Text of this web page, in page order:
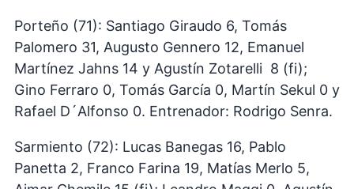
Porteño (71): Santiago Giraudo 6, Tomás
Palomero 31, Augusto Gennero 12, Emanuel
Martínez Jahns 14 y Agustín Zotarelli 8 (fi);
Gino Ferraro 0, Tomás García 0, Martín Sekul 0 y
Rafael D´Alfonso 0. Entrenador: Rodrigo Senra.
Sarmiento (72): Lucas Banegas 16, Pablo
Panetta 2, Franco Farina 19, Matías Merlo 5,